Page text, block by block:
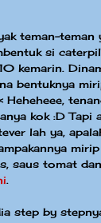
teman-teman
si
kemarin.
bentuknya
Heheheee,
kok :D
lah ya,
saus tomat
.
step by